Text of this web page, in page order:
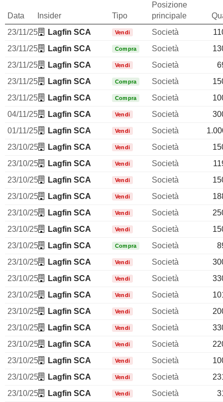
Data Insider Tipo
Posizione
principale
23/11/25
Lagfin SCA Vendi Società
23/11/25
Lagfin SCA Compra Società
23/11/25
Lagfin SCA Vendi Società
23/11/25
Lagfin SCA Compra Società
23/11/25
Lagfin SCA Compra Società
04/11/25
Lagfin SCA Vendi Società
01/11/25
Lagfin SCA Vendi Società
23/10/25
Lagfin SCA Vendi Società
23/10/25
Lagfin SCA Vendi Società
23/10/25
Lagfin SCA Vendi Società
23/10/25
Lagfin SCA Vendi Società
23/10/25
Lagfin SCA Vendi Società
23/10/25
Lagfin SCA Vendi Società
23/10/25
Lagfin SCA Compra Società
23/10/25
Lagfin SCA Vendi Società
23/10/25
Lagfin SCA Vendi Società
23/10/25
Lagfin SCA Vendi Società
23/10/25
Lagfin SCA Vendi Società
23/10/25
Lagfin SCA Vendi Società
23/10/25
Lagfin SCA Vendi Società
23/10/25
Lagfin SCA Vendi Società
23/10/25
Lagfin SCA Vendi Società
23/10/25
Lagfin SCA Vendi Società